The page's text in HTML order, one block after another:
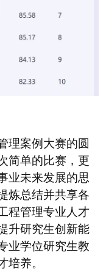
理案例大赛的圆
简单的比赛，更
业未来发展的思
炼总结并共享各
程管理专业人才
升研究生创新能
业学位研究生教
养。